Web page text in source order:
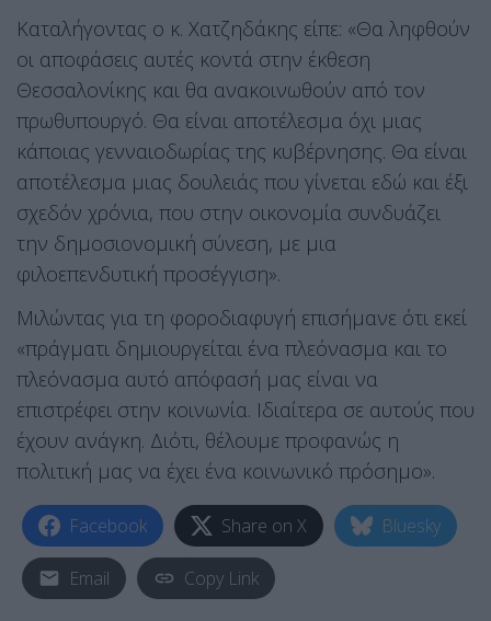
Καταλήγοντας ο κ. Χατζηδάκης είπε: «Θα ληφθούν
οι αποφάσεις αυτές κοντά στην έκθεση
Θεσσαλονίκης και θα ανακοινωθούν από τον
πρωθυπουργό. Θα είναι αποτέλεσμα όχι μιας
κάποιας γενναιοδωρίας της κυβέρνησης. Θα είναι
αποτέλεσμα μιας δουλειάς που γίνεται εδώ και έξι
σχεδόν χρόνια, που στην οικονομία συνδυάζει
την δημοσιονομική σύνεση, με μια
φιλοεπενδυτική προσέγγιση».
Μιλώντας για τη φοροδιαφυγή επισήμανε ότι εκεί
«πράγματι δημιουργείται ένα πλεόνασμα και το
πλεόνασμα αυτό απόφασή μας είναι να
επιστρέφει στην κοινωνία. Ιδιαίτερα σε αυτούς που
έχουν ανάγκη. Διότι, θέλουμε προφανώς η
πολιτική μας να έχει ένα κοινωνικό πρόσημο».
Facebook Share on X Bluesky
Email Copy Link